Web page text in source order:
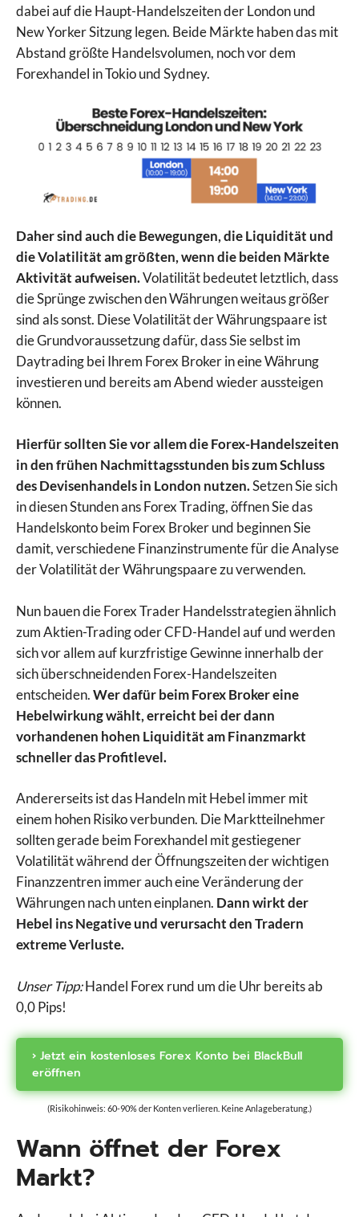
dabei auf die Haupt-Handelszeiten der London und
New Yorker Sitzung legen. Beide Märkte haben das mit
Abstand größte Handelsvolumen, noch vor dem
Forexhandel in Tokio und Sydney.
Daher sind auch die Bewegungen, die Liquidität und
die Volatilität am größten, wenn die beiden Märkte
Aktivität aufweisen.Volatilität bedeutet letztlich, dass
die Sprünge zwischen den Währungen weitaus größer
sind als sonst. Diese Volatilität der Währungspaare ist
die Grundvoraussetzung dafür, dass Sie selbst im
Daytrading bei Ihrem Forex Broker in eine Währung
investieren und bereits am Abend wieder aussteigen
können.
Hierfür sollten Sie vor allem die Forex-Handelszeiten
in den frühen Nachmittagsstunden bis zum Schluss
des Devisenhandels in London nutzen.Setzen Sie sich
in diesen Stunden ans Forex Trading, öffnen Sie das
Handelskonto beim Forex Broker und beginnen Sie
damit, verschiedene Finanzinstrumente für die Analyse
der Volatilität der Währungspaare zu verwenden.
Nun bauen die Forex Trader Handelsstrategien ähnlich
zum Aktien-Trading oder CFD-Handel auf und werden
sich vor allem auf kurzfristige Gewinne innerhalb der
sich überschneidenden Forex-Handelszeiten
entscheiden.Wer dafür beim Forex Broker eine
Hebelwirkung wählt, erreicht bei der dann
vorhandenen hohen Liquidität am Finanzmarkt
schneller das Profitlevel.
Andererseits ist das Handeln mit Hebel immer mit
einem hohen Risiko verbunden. Die Marktteilnehmer
sollten gerade beim Forexhandel mit gestiegener
Volatilität während der Öffnungszeiten der wichtigen
Finanzzentren immer auch eine Veränderung der
Währungen nach unten einplanen. Dann wirkt der
Hebel ins Negative und verursacht den Tradern
extreme Verluste.
Unser Tipp:Handel Forex rund um die Uhr bereits ab
0,0 Pips!
› Jetzt ein kostenloses Forex Konto bei BlackBull
eröffnen
(Risikohinweis: 60-90% der Konten verlieren. Keine Anlageberatung.)
Wann öffnet der Forex
Markt?